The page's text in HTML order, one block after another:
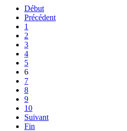
Début
Précédent
1
2
3
4
5
6
7
8
9
10
Suivant
Fin